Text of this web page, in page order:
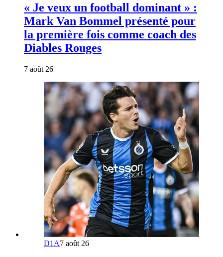
« Je veux un football dominant » :
Mark Van Bommel présenté pour
la première fois comme coach des
Diables Rouges
7 août 26
D1A7 août 26